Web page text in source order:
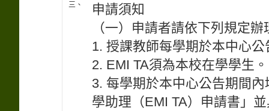
三、
申請須知
（一）申請者請依下列規定辦
1. 授課教師每學期於本中心
2. EMI TA須為本校在學學生。
3. 每學期於本中心公告期間
學助理（EMI TA）申請書」